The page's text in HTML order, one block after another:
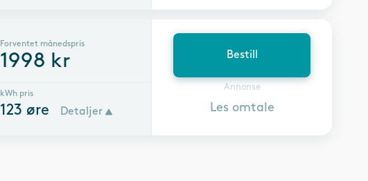
Forventet månedspris
1998 kr
kWh pris
123 øre Detaljer
Bestill
Annonse
Les omtale